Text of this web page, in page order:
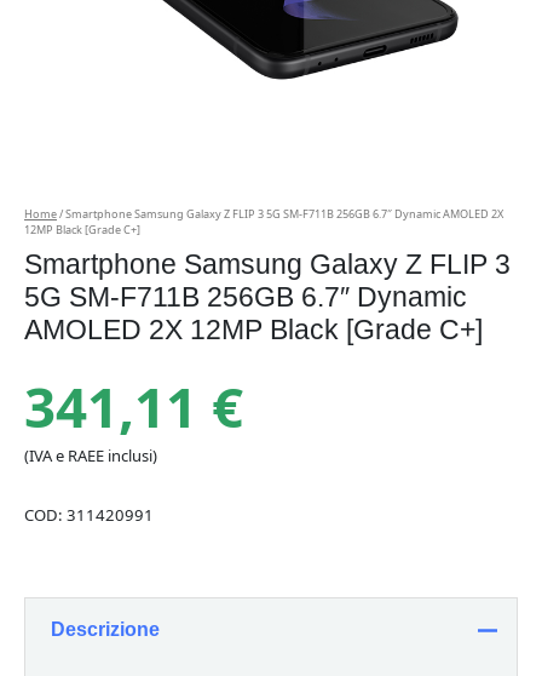
Home/ Smartphone Samsung Galaxy Z FLIP 3 5G SM-F711B 256GB 6.7″ Dynamic AMOLED 2X
12MP Black [Grade C+]
Smartphone Samsung Galaxy Z FLIP 3
5G SM-F711B 256GB 6.7″ Dynamic
AMOLED 2X 12MP Black [Grade C+]
341,11 €
(IVA e RAEE inclusi)
COD: 311420991
Descrizione